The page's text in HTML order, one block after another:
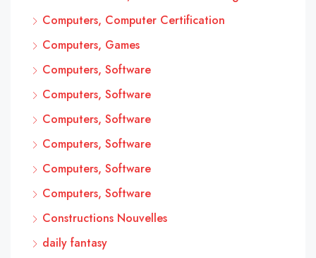
Computers, Computer Certification
Computers, Games
Computers, Software
Computers, Software
Computers, Software
Computers, Software
Computers, Software
Computers, Software
Constructions Nouvelles
daily fantasy